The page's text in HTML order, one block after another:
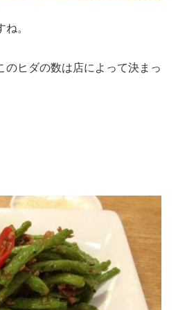
。
のヒダの数は店によって決まっ